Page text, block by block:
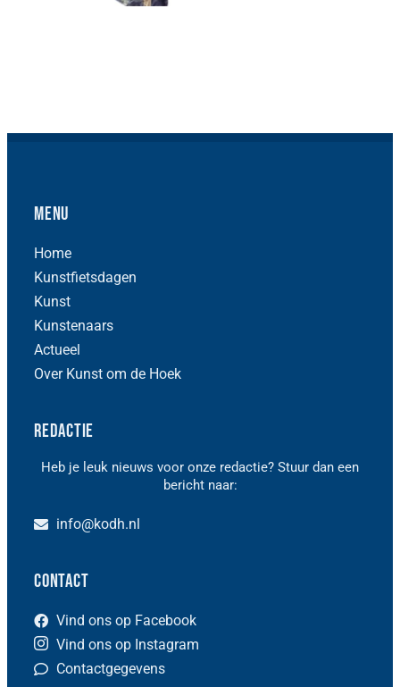
Menu
Home
Kunstfietsdagen
Kunst
Kunstenaars
Actueel
Over Kunst om de Hoek
Redactie
Heb je leuk nieuws voor onze redactie? Stuur dan een
bericht naar:
info@kodh.nl
Contact
Vind ons op Facebook
Vind ons op Instagram
Contactgegevens